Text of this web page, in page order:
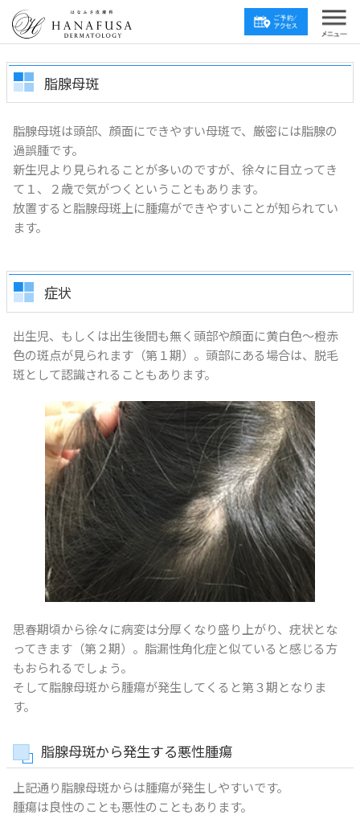
脂腺母斑
脂腺母斑は頭部、顔面にできやすい母斑で、厳密には脂腺の
過誤腫です。
新生児より見られることが多いのですが、徐々に目立ってき
て１、２歳で気がつくということもあります。
放置すると脂腺母斑上に腫瘍ができやすいことが知られてい
ます。
症状
出生児、もしくは出生後間も無く頭部や顔面に黄白色～橙赤
色の斑点が見られます（第１期）。頭部にある場合は、脱毛
斑として認識されることもあります。
思春期頃から徐々に病変は分厚くなり盛り上がり、疣状とな
ってきます（第２期）。脂漏性角化症と似ていると感じる方
もおられるでしょう。
そして脂腺母斑から腫瘍が発生してくると第３期となりま
す。
脂腺母斑から発生する悪性腫瘍
上記通り脂腺母斑からは腫瘍が発生しやすいです。
腫瘍は良性のことも悪性のこともあります。